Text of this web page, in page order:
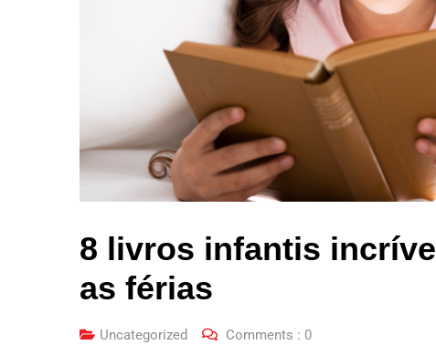
8 livros infantis
as férias
Uncategorized Comments : 0